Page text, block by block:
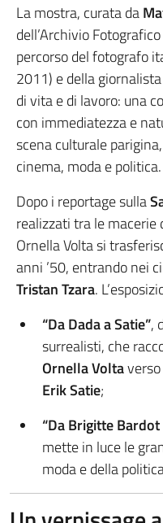
La mostra, curata da
dell’Archivio
percorso del fotografo
2011) e della giornalista
di vita e di lavoro: una
con immediatezza e
scena culturale
cinema, moda e politica.
Dopo i reportage sulla
realizzati tra le
Ornella Volta si
anni ’50, entrando nei
Tristan Tzara.
“Da Dada a Satie”,
surrealisti, che
Ornella Volta
Erik Satie;
“Da Brigitte
mette in luce le
moda e della